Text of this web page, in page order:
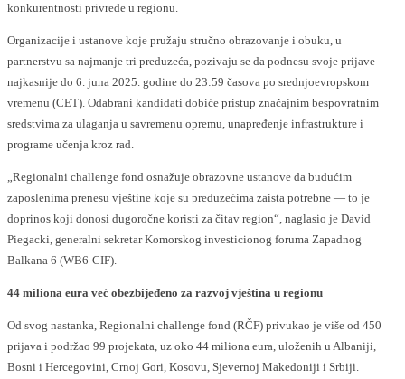
konkurentnosti privrede u regionu.
Organizacije i ustanove koje pružaju stručno obrazovanje i obuku, u
partnerstvu sa najmanje tri preduzeća, pozivaju se da podnesu svoje prijave
najkasnije do 6. juna 2025. godine do 23:59 časova po srednjoevropskom
vremenu (CET). Odabrani kandidati dobiće pristup značajnim bespovratnim
sredstvima za ulaganja u savremenu opremu, unapređenje infrastrukture i
programe učenja kroz rad.
„Regionalni challenge fond osnažuje obrazovne ustanove da budućim
zaposlenima prenesu vještine koje su preduzećima zaista potrebne — to je
doprinos koji donosi dugoročne koristi za čitav region“, naglasio je David
Piegacki, generalni sekretar Komorskog investicionog foruma Zapadnog
Balkana 6 (WB6-CIF).
44 miliona eura već obezbijeđeno za razvoj vještina u regionu
Od svog nastanka, Regionalni challenge fond (RČF) privukao je više od 450
prijava i podržao 99 projekata, uz oko 44 miliona eura, uloženih u Albaniji,
Bosni i Hercegovini, Crnoj Gori, Kosovu, Sjevernoj Makedoniji i Srbiji.